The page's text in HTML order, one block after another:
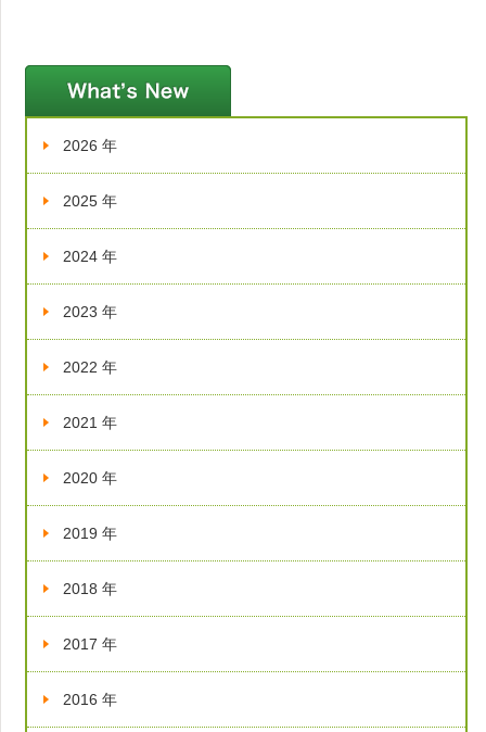
2026 年
2025 年
2024 年
2023 年
2022 年
2021 年
2020 年
2019 年
2018 年
2017 年
2016 年